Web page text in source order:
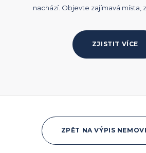
nachází. Objevte zajímavá místa,
ZJISTIT VÍCE
ZPĚT NA VÝPIS